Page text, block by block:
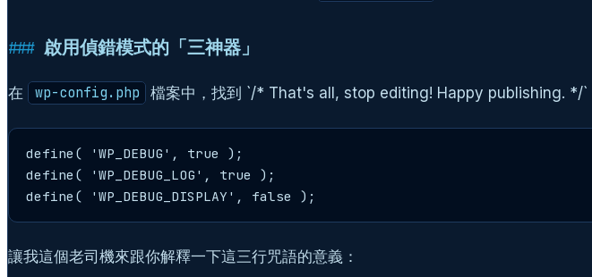
啟用偵錯模式的「三神器」
在 wp-config.php 檔案中，找到 `/* That's all, stop editing! Happy publishing. */`
define( 'WP_DEBUG', true );
define( 'WP_DEBUG_LOG', true );
define( 'WP_DEBUG_DISPLAY', false );
讓我這個老司機來跟你解釋一下這三行咒語的意義：